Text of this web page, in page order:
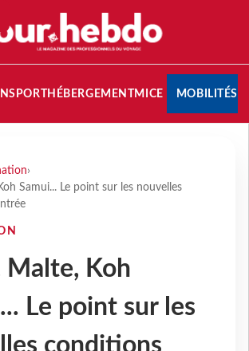
HÉBERGEMENTMICE MOBILITÉS
›
Samui... Le point sur les nouvelles
Malte, Koh
Le point sur les
conditions